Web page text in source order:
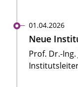
01.04.2026
Neue
Prof. Dr.-